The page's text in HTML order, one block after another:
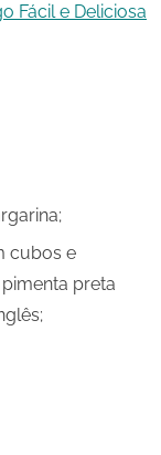
Fácil e Deliciosa
cubos e
preta